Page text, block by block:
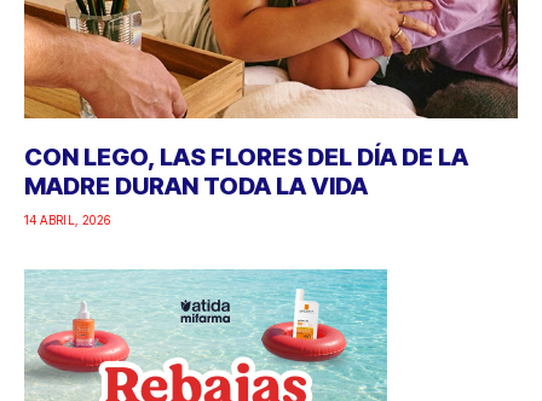
CON LEGO, LAS FLORES DEL DÍA DE LA
MADRE DURAN TODA LA VIDA
14 ABRIL, 2026